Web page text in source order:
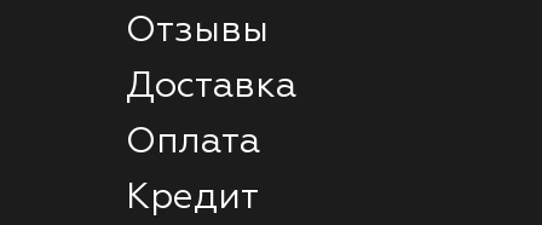
Отзывы
Доставка
Оплата
Кредит